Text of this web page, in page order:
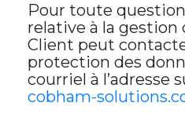
Pour toute
relative à la gestion
Client peut
protection des
courriel à l’adresse
cobham-